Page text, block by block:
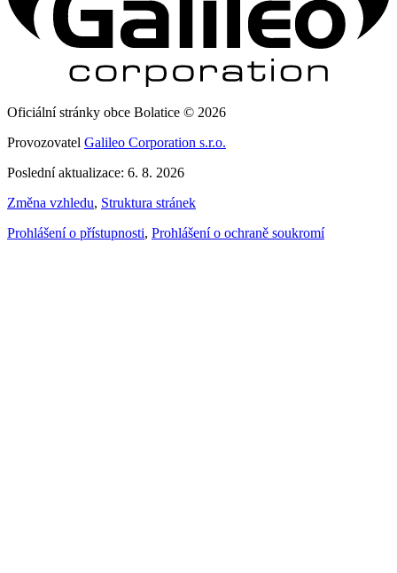
Oficiální stránky obce Bolatice © 2026
Provozovatel Galileo Corporation s.r.o.
Poslední aktualizace: 6. 8. 2026
Změna vzhledu, Struktura stránek
Prohlášení o přístupnosti, Prohlášení o ochraně soukromí